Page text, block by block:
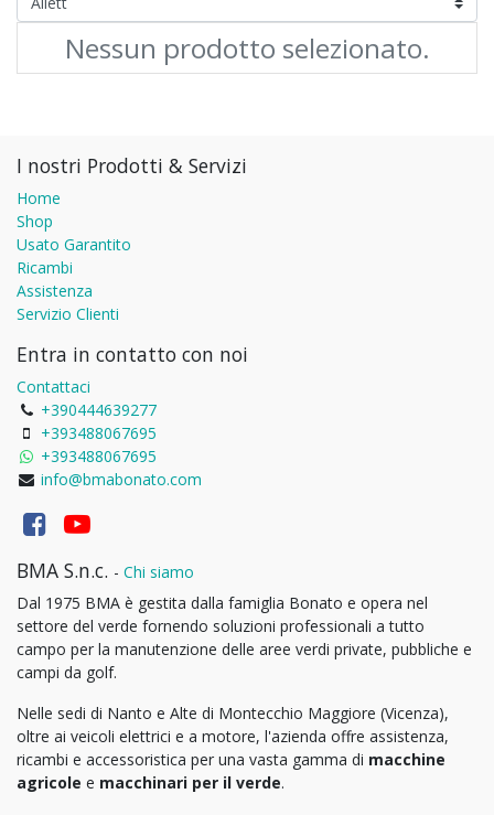
Nessun prodotto selezionato.
I nostri Prodotti & Servizi
Home
Shop
Usato Garantito
Ricambi
Assistenza
Servizio Clienti
Entra in contatto con noi
Contattaci
+390444639277
+393488067695
+393488067695
info@bmabonato.com
BMA S.n.c. - Chi siamo
Dal 1975 BMA è gestita dalla famiglia Bonato e opera nel
settore del verde fornendo soluzioni professionali a tutto
campo per la manutenzione delle aree verdi private, pubbliche e
campi da golf.
Nelle sedi di Nanto e Alte di Montecchio Maggiore (Vicenza),
oltre ai veicoli elettrici e a motore, l'azienda offre assistenza,
ricambi e accessoristica per una vasta gamma di macchine
agricole e macchinari per il verde.